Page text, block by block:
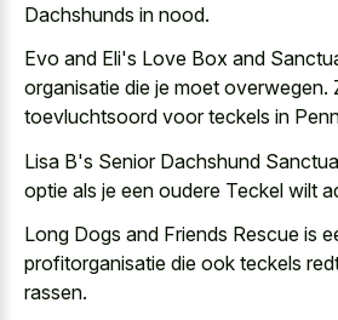
Dachshunds in nood.
Evo and Eli's Love Box and
organisatie die je moet overwegen.
toevluchtsoord voor teckels in
Lisa B's Senior Dachshund
optie als je een oudere Teckel wilt
Long Dogs and Friends Rescue is
profitorganisatie die ook teckels
rassen.